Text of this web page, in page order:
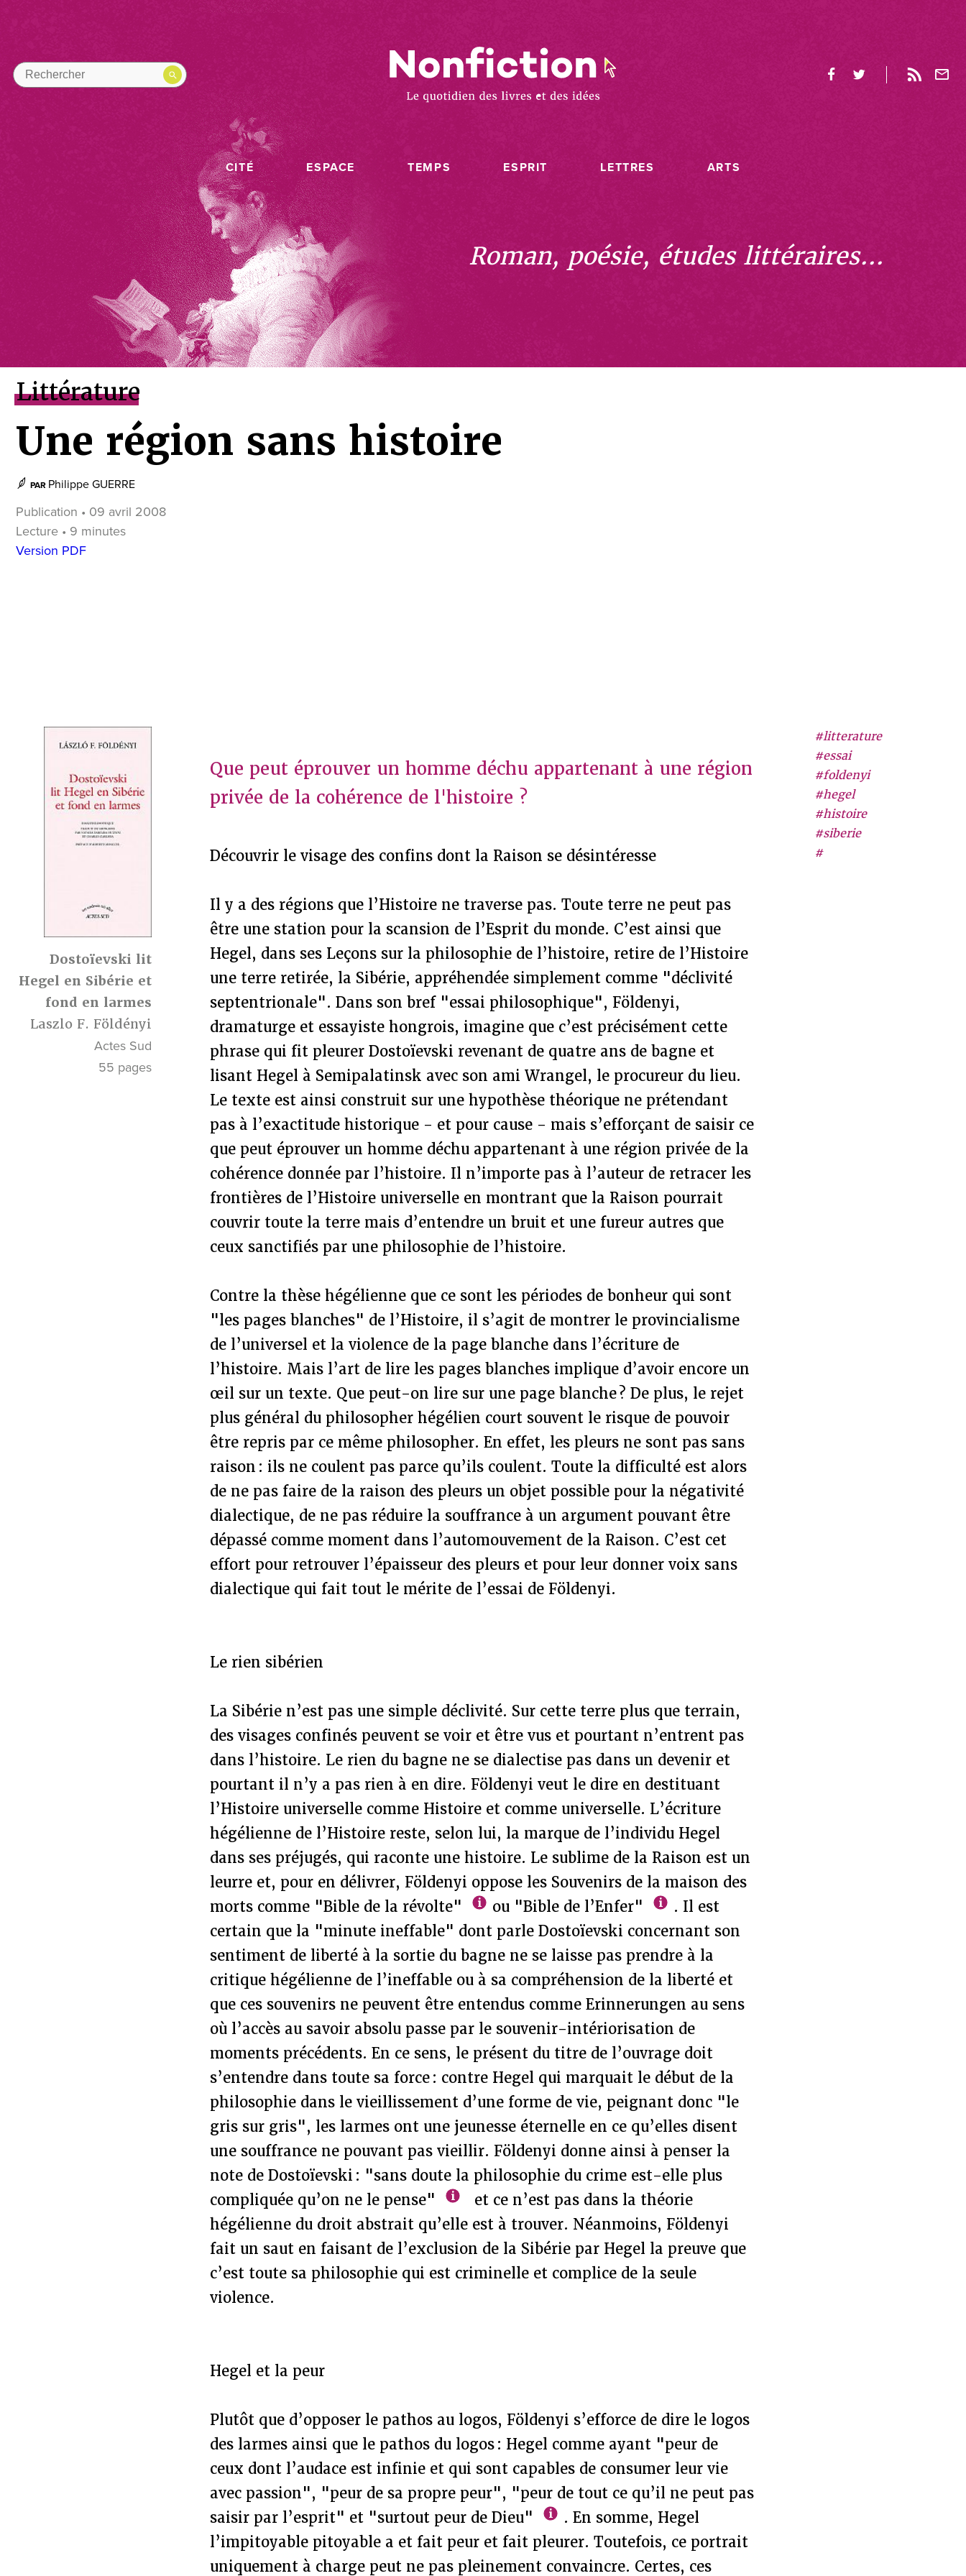
CITÉ ESPACE TEMPS ESPRIT LETTRES ARTS
Roman, poésie, études littéraires...
Littérature
Une région sans histoire
PAR Philippe GUERRE
Publication • 09 avril 2008
Lecture • 9 minutes
Version PDF
Dostoïevski lit
Hegel en Sibérie et
fond en larmes
Laszlo F. Földényi
Actes Sud
55 pages
#litterature
#essai
#foldenyi
#hegel
#histoire
#siberie
#
Que peut éprouver un homme déchu appartenant à une région
privée de la cohérence de l'histoire ?
Découvrir le visage des confins dont la Raison se désintéresse
Il y a des régions que l’Histoire ne traverse pas. Toute terre ne peut pas
être une station pour la scansion de l’Esprit du monde. C’est ainsi que
Hegel, dans ses Leçons sur la philosophie de l’histoire, retire de l’Histoire
une terre retirée, la Sibérie, appréhendée simplement comme "déclivité
septentrionale". Dans son bref "essai philosophique", Földenyi,
dramaturge et essayiste hongrois, imagine que c’est précisément cette
phrase qui fit pleurer Dostoïevski revenant de quatre ans de bagne et
lisant Hegel à Semipalatinsk avec son ami Wrangel, le procureur du lieu.
Le texte est ainsi construit sur une hypothèse théorique ne prétendant
pas à l’exactitude historique - et pour cause - mais s’efforçant de saisir ce
que peut éprouver un homme déchu appartenant à une région privée de la
cohérence donnée par l’histoire. Il n’importe pas à l’auteur de retracer les
frontières de l’Histoire universelle en montrant que la Raison pourrait
couvrir toute la terre mais d’entendre un bruit et une fureur autres que
ceux sanctifiés par une philosophie de l’histoire.
Contre la thèse hégélienne que ce sont les périodes de bonheur qui sont
"les pages blanches" de l’Histoire, il s’agit de montrer le provincialisme
de l’universel et la violence de la page blanche dans l’écriture de
l’histoire. Mais l’art de lire les pages blanches implique d’avoir encore un
œil sur un texte. Que peut-on lire sur une page blanche ? De plus, le rejet
plus général du philosopher hégélien court souvent le risque de pouvoir
être repris par ce même philosopher. En effet, les pleurs ne sont pas sans
raison : ils ne coulent pas parce qu’ils coulent. Toute la difficulté est alors
de ne pas faire de la raison des pleurs un objet possible pour la négativité
dialectique, de ne pas réduire la souffrance à un argument pouvant être
dépassé comme moment dans l’automouvement de la Raison. C’est cet
effort pour retrouver l’épaisseur des pleurs et pour leur donner voix sans
dialectique qui fait tout le mérite de l’essai de Földenyi.
Le rien sibérien
La Sibérie n’est pas une simple déclivité. Sur cette terre plus que terrain,
des visages confinés peuvent se voir et être vus et pourtant n’entrent pas
dans l’histoire. Le rien du bagne ne se dialectise pas dans un devenir et
pourtant il n’y a pas rien à en dire. Földenyi veut le dire en destituant
l’Histoire universelle comme Histoire et comme universelle. L’écriture
hégélienne de l’Histoire reste, selon lui, la marque de l’individu Hegel
dans ses préjugés, qui raconte une histoire. Le sublime de la Raison est un
leurre et, pour en délivrer, Földenyi oppose les Souvenirs de la maison des
morts comme "Bible de la révolte"
ou "Bible de l’Enfer"
. Il est
certain que la "minute ineffable" dont parle Dostoïevski concernant son
sentiment de liberté à la sortie du bagne ne se laisse pas prendre à la
critique hégélienne de l’ineffable ou à sa compréhension de la liberté et
que ces souvenirs ne peuvent être entendus comme Erinnerungen au sens
où l’accès au savoir absolu passe par le souvenir-intériorisation de
moments précédents. En ce sens, le présent du titre de l’ouvrage doit
s’entendre dans toute sa force : contre Hegel qui marquait le début de la
philosophie dans le vieillissement d’une forme de vie, peignant donc "le
gris sur gris", les larmes ont une jeunesse éternelle en ce qu’elles disent
une souffrance ne pouvant pas vieillir. Földenyi donne ainsi à penser la
note de Dostoïevski : "sans doute la philosophie du crime est-elle plus
compliquée qu’on ne le pense"
et ce n’est pas dans la théorie
hégélienne du droit abstrait qu’elle est à trouver. Néanmoins, Földenyi
fait un saut en faisant de l’exclusion de la Sibérie par Hegel la preuve que
c’est toute sa philosophie qui est criminelle et complice de la seule
violence.
Hegel et la peur
Plutôt que d’opposer le pathos au logos, Földenyi s’efforce de dire le logos
des larmes ainsi que le pathos du logos : Hegel comme ayant "peur de
ceux dont l’audace est infinie et qui sont capables de consumer leur vie
avec passion", "peur de sa propre peur", "peur de tout ce qu’il ne peut pas
saisir par l’esprit" et "surtout peur de Dieu"
. En somme, Hegel
l’impitoyable pitoyable a et fait peur et fait pleurer. Toutefois, ce portrait
uniquement à charge peut ne pas pleinement convaincre. Certes, ces